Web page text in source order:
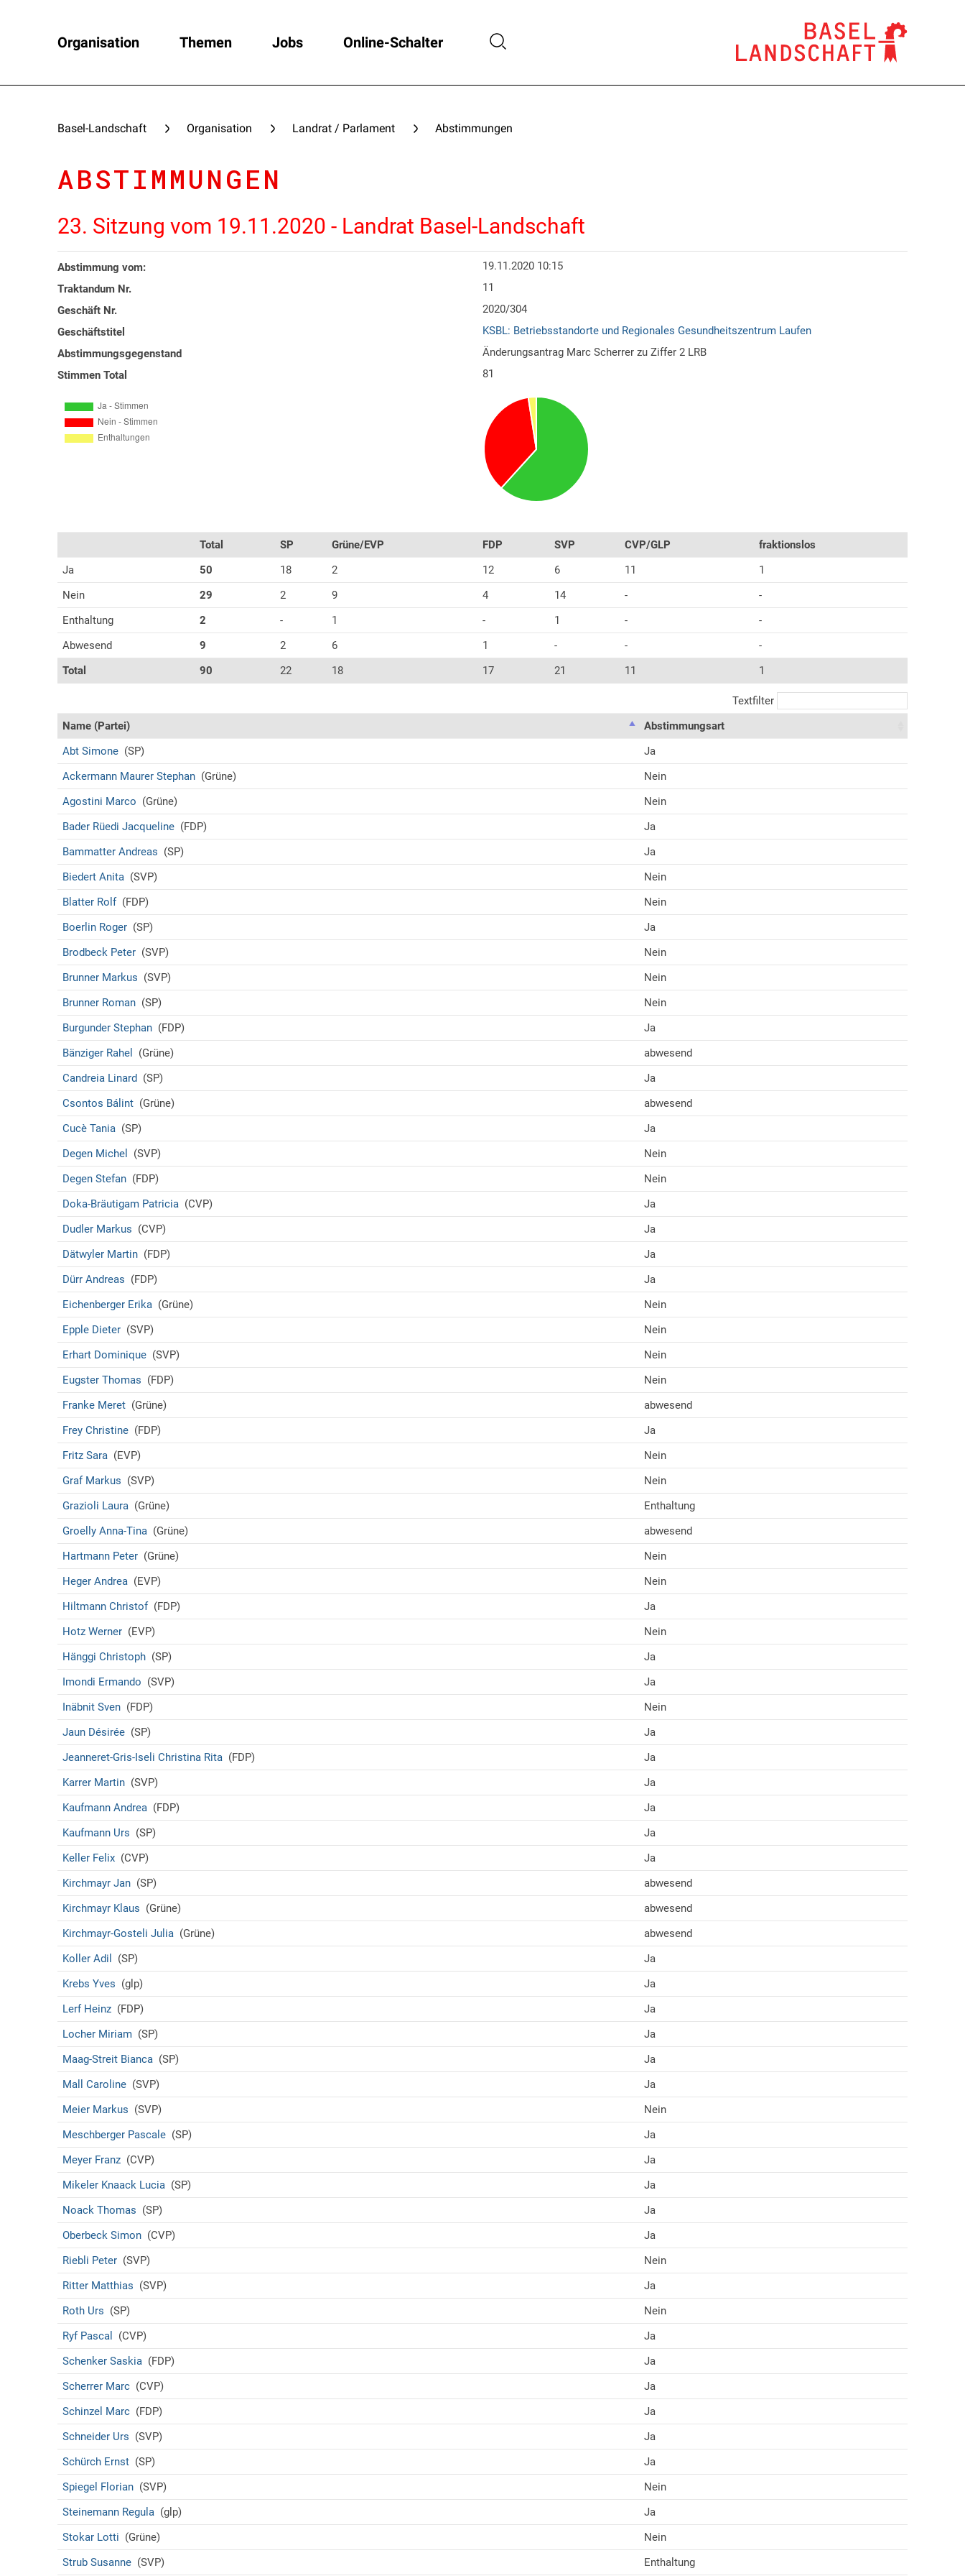
Organisation Themen Jobs Online-Schalter
Basel-Landschaft Organisation Landrat / Parlament Abstimmungen
ABSTIMMUNGEN